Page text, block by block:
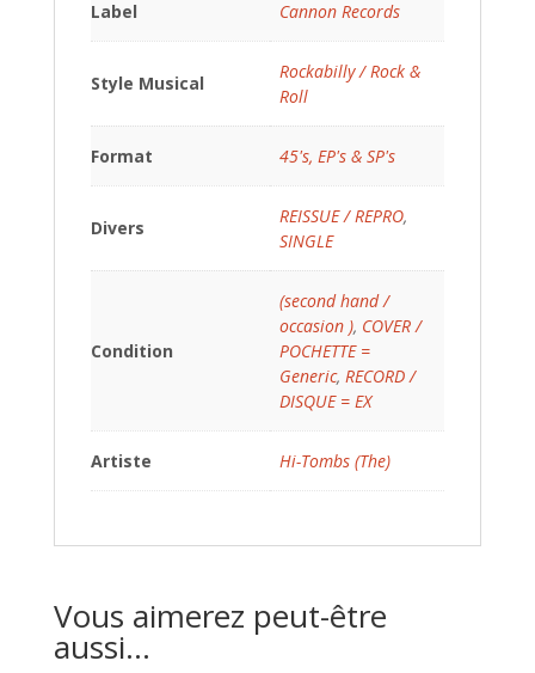
Label Cannon Records
Style Musical
Rockabilly / Rock &
Roll
Format 45's, EP's & SP's
Divers
REISSUE / REPRO,
SINGLE
Condition
(second hand /
occasion ), COVER /
POCHETTE =
Generic, RECORD /
DISQUE = EX
Artiste Hi-Tombs (The)
Vous aimerez peut-être
aussi…